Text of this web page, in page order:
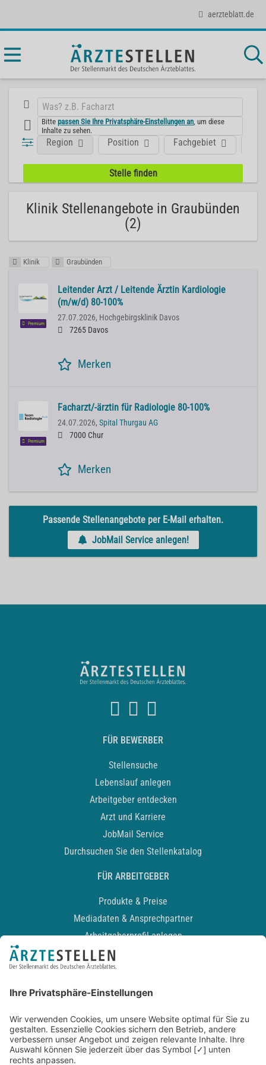
aerzteblatt.de
Bittepassen Sie Ihre Privatsphäre-Einstellungen an , um diese
Inhalte zu sehen.
Position Fachgebiet
Region
Klinik Stellenangebote in Graubünden
(2)
Klinik Graubünden
Premium
Leitender Arzt / Leitende Ärztin Kardiologie
(m/w/d) 80-100%
27.07.2026, Hochgebirgsklinik Davos
7265 Davos
Merken
Premium
Facharzt/-ärztin für Radiologie 80-100%
24.07.2026, Spital Thurgau AG
7000 Chur
Merken
Passende Stellenangebote per E-Mail erhalten.
JobMail Service anlegen!
FÜR BEWERBER
Stellensuche
Lebenslauf anlegen
Arbeitgeber entdecken
Arzt und Karriere
JobMail Service
Durchsuchen Sie den Stellenkatalog
FÜR ARBEITGEBER
Produkte & Preise
Mediadaten & Ansprechpartner
Arbeitgeberprofil anlegen
Recruiting-Podcast
Kontakt
Datenschutz
Newsletter